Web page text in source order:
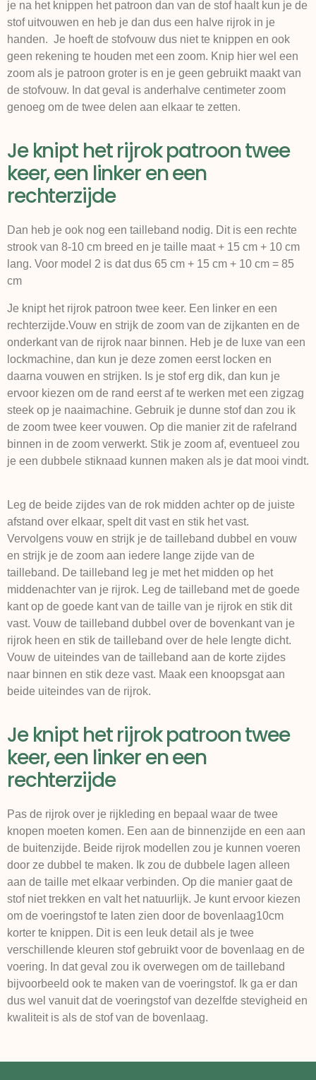
je na het knippen het patroon dan van de stof haalt kun je de
stof uitvouwen en heb je dan dus een halve rijrok in je
handen. Je hoeft de stofvouw dus niet te knippen en ook
geen rekening te houden met een zoom. Knip hier wel een
zoom als je patroon groter is en je geen gebruikt maakt van
de stofvouw. In dat geval is anderhalve centimeter zoom
genoeg om de twee delen aan elkaar te zetten.
Je knipt het rijrok patroon twee
keer, een linker en een
rechterzijde
Dan heb je ook nog een tailleband nodig. Dit is een rechte
strook van 8-10 cm breed en je taille maat + 15 cm + 10 cm
lang. Voor model 2 is dat dus 65 cm + 15 cm + 10 cm = 85
cm
Je knipt het rijrok patroon twee keer. Een linker en een
rechterzijde.Vouw en strijk de zoom van de zijkanten en de
onderkant van de rijrok naar binnen. Heb je de luxe van een
lockmachine, dan kun je deze zomen eerst locken en
daarna vouwen en strijken. Is je stof erg dik, dan kun je
ervoor kiezen om de rand eerst af te werken met een zigzag
steek op je naaimachine. Gebruik je dunne stof dan zou ik
de zoom twee keer vouwen. Op die manier zit de rafelrand
binnen in de zoom verwerkt. Stik je zoom af, eventueel zou
je een dubbele stiknaad kunnen maken als je dat mooi vindt.
Leg de beide zijdes van de rok midden achter op de juiste
afstand over elkaar, spelt dit vast en stik het vast.
Vervolgens vouw en strijk je de tailleband dubbel en vouw
en strijk je de zoom aan iedere lange zijde van de
tailleband. De tailleband leg je met het midden op het
middenachter van je rijrok. Leg de tailleband met de goede
kant op de goede kant van de taille van je rijrok en stik dit
vast. Vouw de tailleband dubbel over de bovenkant van je
rijrok heen en stik de tailleband over de hele lengte dicht.
Vouw de uiteindes van de tailleband aan de korte zijdes
naar binnen en stik deze vast. Maak een knoopsgat aan
beide uiteindes van de rijrok.
Je knipt het rijrok patroon twee
keer, een linker en een
rechterzijde
Pas de rijrok over je rijkleding en bepaal waar de twee
knopen moeten komen. Een aan de binnenzijde en een aan
de buitenzijde. Beide rijrok modellen zou je kunnen voeren
door ze dubbel te maken. Ik zou de dubbele lagen alleen
aan de taille met elkaar verbinden. Op die manier gaat de
stof niet trekken en valt het natuurlijk. Je kunt ervoor kiezen
om de voeringstof te laten zien door de bovenlaag10cm
korter te knippen. Dit is een leuk detail als je twee
verschillende kleuren stof gebruikt voor de bovenlaag en de
voering. In dat geval zou ik overwegen om de tailleband
bijvoorbeeld ook te maken van de voeringstof. Ik ga er dan
dus wel vanuit dat de voeringstof van dezelfde stevigheid en
kwaliteit is als de stof van de bovenlaag.